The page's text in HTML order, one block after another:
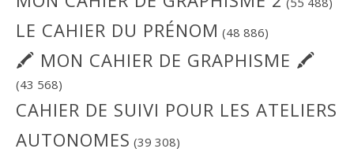
LE CAHIER DU PRÉNOM (48 886)
🖍 MON CAHIER DE GRAPHISME 🖍
(43 568)
CAHIER DE SUIVI POUR LES ATELIERS
AUTONOMES (39 308)